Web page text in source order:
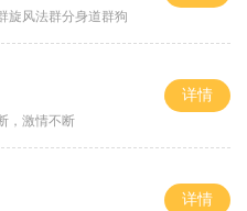
旋风法群分身道群狗
，激情不断
详情
详情